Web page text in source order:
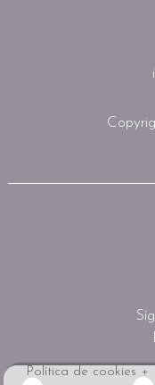
Política de cookies +